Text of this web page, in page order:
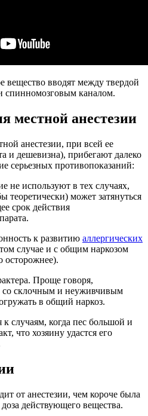
вещество вводят между твердой
спинномозговым каналом.
местной анестезии
анестезии, при всей ее
и дешевизна), прибегают далеко
серьезных противопоказаний:
не используют в тех случаях,
теоретически) может затянуться
срок действия
к развитию аллергических
случае и с общим наркозом
осторожнее).
Проще говоря,
со склочным и неуживчивым
в общий наркоз.
к случаям, когда пес большой и
что хозяину удастся его
от анестезии, чем короче была
действующего вещества.